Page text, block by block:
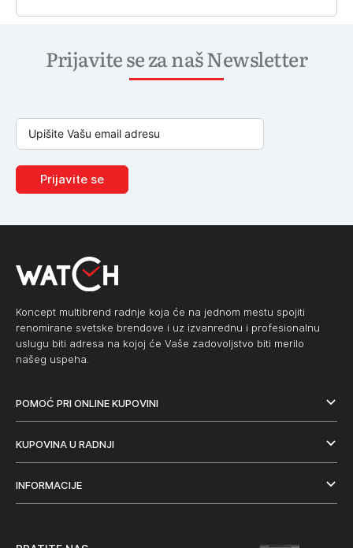
Prijavite se za naš Newsletter
Prijavite se
Koncept multibrend radnje koja će na jednom mestu spojiti
renomirane svetske brendove i uz izvanrednu i profesionalnu
uslugu biti adresa na kojoj će Vaše zadovoljstvo biti merilo
našeg uspeha.
POMOĆ PRI ONLINE KUPOVINI
KUPOVINA U RADNJI
INFORMACIJE